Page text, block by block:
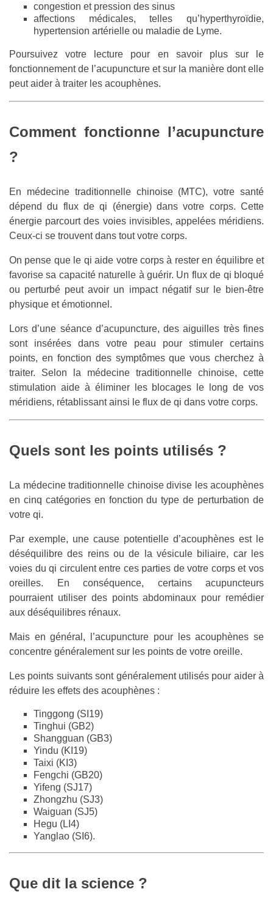
congestion et pression des sinus
affections médicales, telles qu’hyperthyroïdie,
hypertension artérielle ou maladie de Lyme.
Poursuivez votre lecture pour en savoir plus sur le
fonctionnement de l’acupuncture et sur la manière dont elle
peut aider à traiter les acouphènes.
Comment fonctionne l’acupuncture
?
En médecine traditionnelle chinoise (MTC), votre santé
dépend du flux de qi (énergie) dans votre corps. Cette
énergie parcourt des voies invisibles, appelées méridiens.
Ceux-ci se trouvent dans tout votre corps.
On pense que le qi aide votre corps à rester en équilibre et
favorise sa capacité naturelle à guérir. Un flux de qi bloqué
ou perturbé peut avoir un impact négatif sur le bien-être
physique et émotionnel.
Lors d’une séance d’acupuncture, des aiguilles très fines
sont insérées dans votre peau pour stimuler certains
points, en fonction des symptômes que vous cherchez à
traiter. Selon la médecine traditionnelle chinoise, cette
stimulation aide à éliminer les blocages le long de vos
méridiens, rétablissant ainsi le flux de qi dans votre corps.
Quels sont les points utilisés ?
La médecine traditionnelle chinoise divise les acouphènes
en cinq catégories en fonction du type de perturbation de
votre qi.
Par exemple, une cause potentielle d’acouphènes est le
déséquilibre des reins ou de la vésicule biliaire, car les
voies du qi circulent entre ces parties de votre corps et vos
oreilles. En conséquence, certains acupuncteurs
pourraient utiliser des points abdominaux pour remédier
aux déséquilibres rénaux.
Mais en général, l’acupuncture pour les acouphènes se
concentre généralement sur les points de votre oreille.
Les points suivants sont généralement utilisés pour aider à
réduire les effets des acouphènes :
Tinggong (SI19)
Tinghui (GB2)
Shangguan (GB3)
Yindu (KI19)
Taixi (KI3)
Fengchi (GB20)
Yifeng (SJ17)
Zhongzhu (SJ3)
Waiguan (SJ5)
Hegu (LI4)
Yanglao (SI6).
Que dit la science ?